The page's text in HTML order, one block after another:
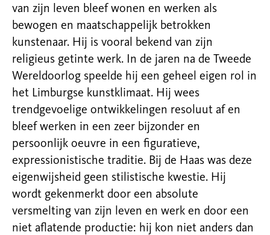
van zijn leven bleef wonen en werken als
bewogen en maatschappelijk betrokken
kunstenaar. Hij is vooral bekend van zijn
religieus getinte werk. In de jaren na de Tweede
Wereldoorlog speelde hij een geheel eigen rol in
het Limburgse kunstklimaat. Hij wees
trendgevoelige ontwikkelingen resoluut af en
bleef werken in een zeer bijzonder en
persoonlijk oeuvre in een figuratieve,
expressionistische traditie. Bij de Haas was deze
eigenwijsheid geen stilistische kwestie. Hij
wordt gekenmerkt door een absolute
versmelting van zijn leven en werk en door een
niet aflatende productie: hij kon niet anders dan